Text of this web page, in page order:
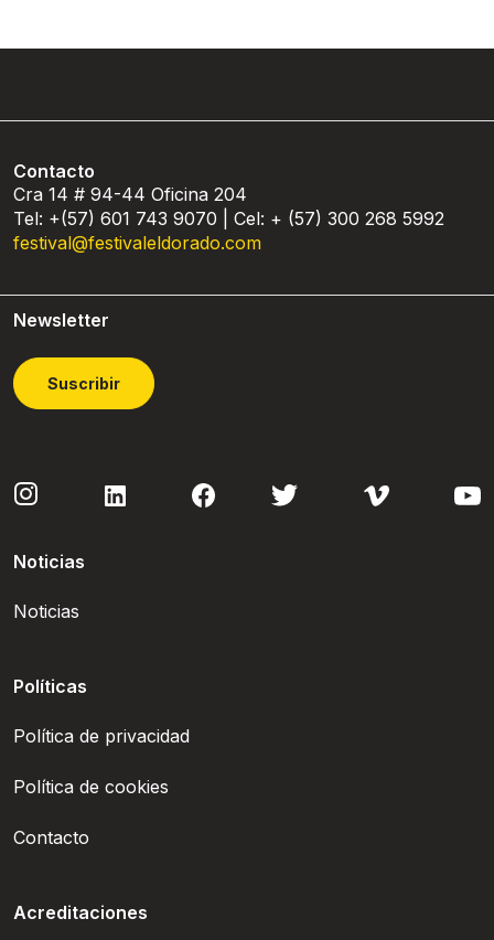
Contacto
Cra 14 # 94-44 Oficina 204
Tel: +(57) 601 743 9070 | Cel: + (57) 300 268 5992
festival@festivaleldorado.com
Newsletter
Suscribir
Noticias
Noticias
Políticas
Política de privacidad
Política de cookies
Contacto
Acreditaciones